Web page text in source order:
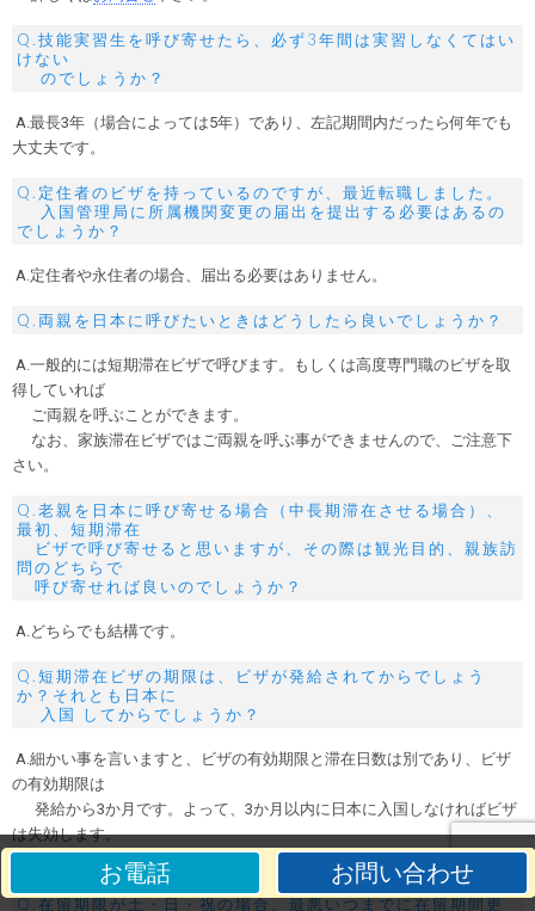
Q.技能実習生を呼び寄せたら、必ず3年間は実習しなくてはい
けない
のでしょうか？
A.最長3年（場合によっては5年）であり、左記期間内だったら何年でも
大丈夫です。
Q.定住者のビザを持っているのですが、最近転職しました。
入国管理局に所属機関変更の届出を提出する必要はあるの
でしょうか？
A.定住者や永住者の場合、届出る必要はありません。
Q.両親を日本に呼びたいときはどうしたら良いでしょうか？
A.一般的には短期滞在ビザで呼びます。もしくは高度専門職のビザを取
得していれば
ご両親を呼ぶことができます。
なお、家族滞在ビザではご両親を呼ぶ事ができませんので、ご注意下
さい。
Q.老親を日本に呼び寄せる場合（中長期滞在させる場合）、
最初、短期滞在
ビザで呼び寄せると思いますが、その際は観光目的、親族訪
問のどちらで
呼び寄せれば良いのでしょうか？
A.どちらでも結構です。
Q.短期滞在ビザの期限は、ビザが発給されてからでしょう
か？それとも日本に
入国 してからでしょうか？
A.細かい事を言いますと、ビザの有効期限と滞在日数は別であり、ビザ
の有効期限は
発給から3か月です。よって、3か月以内に日本に入国しなければビザ
は失効します。
なお、滞在日数は、日本に入国された日からカウントされます。
Q.在留期限が土・日・祝の場合、最悪いつまでに在留期間更
お電話 お問い合わせ